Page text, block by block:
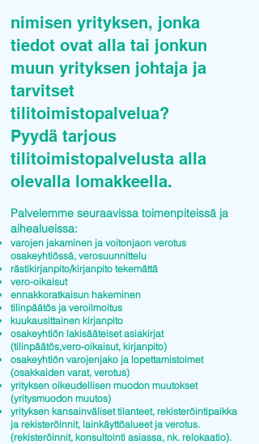
nimisen yrityksen, jonka
tiedot ovat alla tai jonkun
muun yrityksen johtaja ja
tarvitset
tilitoimistopalvelua?
Pyydä tarjous
tilitoimistopalvelusta alla
olevalla lomakkeella.
Palvelemme seuraavissa toimenpiteissä ja
aihealueissa:
varojen jakaminen ja voitonjaon verotus
osakeyhtiössä, verosuunnittelu
rästikirjanpito/kirjanpito tekemättä
vero-oikaisut
ennakkoratkaisun hakeminen
tilinpäätös ja veroilmoitus
kuukausittainen kirjanpito
osakeyhtiön lakisääteiset asiakirjat
(tilinpäätös,vero-oikaisut, kirjanpito)
osakeyhtiön varojenjako ja lopettamistoimet
(osakkaiden varat, verotus)
yrityksen oikeudellisen muodon muutokset
(yritysmuodon muutos)
yrityksen kansainväliset tilanteet, rekisteröintipaikka
ja rekisteröinnit, lainkäyttöalueet ja verotus.
(rekisteröinnit, konsultointi asiassa, nk. relokaatio).